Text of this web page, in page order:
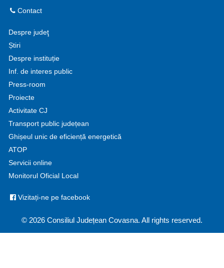
Contact
Despre judeţ
Știri
Despre instituție
Inf. de interes public
Press-room
Proiecte
Activitate CJ
Transport public județean
Ghișeul unic de eficiență energetică
ATOP
Servicii online
Monitorul Oficial Local
Vizitați-ne pe facebook
© 2026 Consiliul Județean Covasna. All rights reserved.